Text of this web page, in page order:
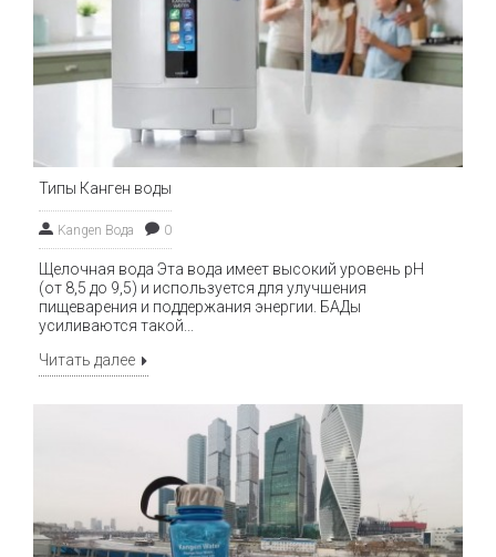
Типы Канген воды
Kangen Вода 0
Щелочная вода Эта вода имеет высокий уровень pH
(от 8,5 до 9,5) и используется для улучшения
пищеварения и поддержания энергии. БАДы
усиливаются такой...
Читать далее